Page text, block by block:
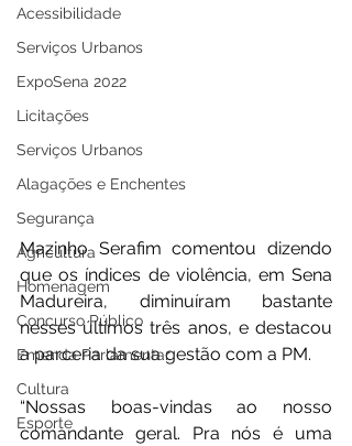
Acessibilidade
Serviços Urbanos
ExpoSena 2022
Licitações
Serviços Urbanos
Alagações e Enchentes
Segurança
Agricultura
Homenagem
Concurso Público
Emenda Parlamentar
Cultura
Esporte
Mazinho Serafim comentou dizendo
que os índices de violência, em Sena
Madureira, diminuíram bastante
nesses últimos três anos, e destacou
a parceria da sua gestão com a PM.
“Nossas boas-vindas ao nosso
comandante geral. Pra nós é uma